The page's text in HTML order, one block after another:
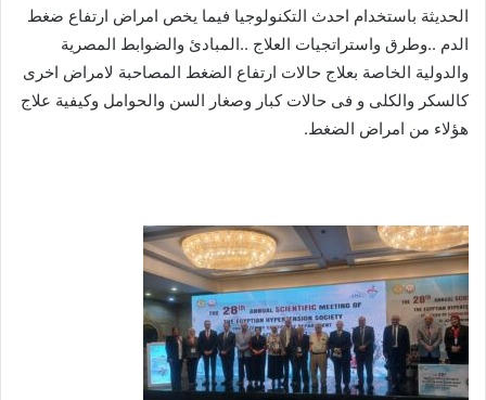
الحديثة باستخدام احدث التكنولوجيا فيما يخص امراض ارتفاع ضغط
الدم ..وطرق واستراتجيات العلاج ..المبادئ والضوابط المصرية
والدولية الخاصة بعلاج حالات ارتفاع الضغط المصاحبة لامراض اخرى
كالسكر والكلى و فى حالات كبار وصغار السن والحوامل وكيفية علاج
هؤلاء من امراض الضغط.